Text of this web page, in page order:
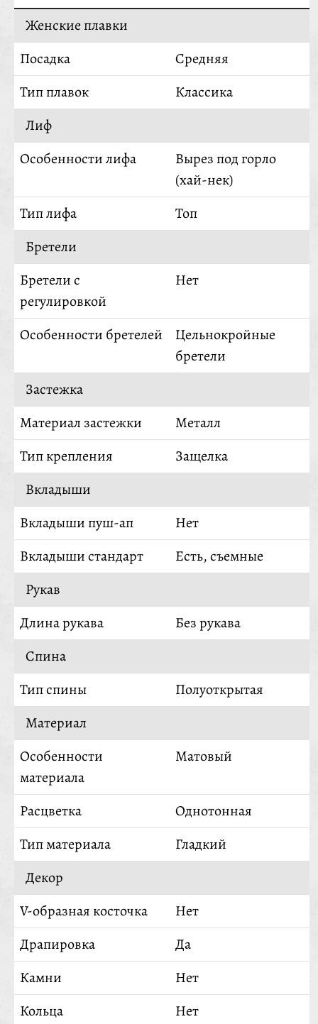
Женские плавки
Посадка
Средняя
Тип плавок
Классика
Лиф
Особенности лифа
Вырез под горло
(хай-нек)
Тип лифа
Топ
Бретели
Бретели с
регулировкой
Нет
Особенности бретелей
Цельнокройные
бретели
Застежка
Материал застежки
Металл
Тип крепления
Защелка
Вкладыши
Вкладыши пуш-ап
Нет
Вкладыши стандарт
Есть, съемные
Рукав
Длина рукава
Без рукава
Спина
Тип спины
Полуоткрытая
Материал
Особенности
материала
Матовый
Расцветка
Однотонная
Тип материала
Гладкий
Декор
V-образная косточка
Нет
Драпировка
Да
Камни
Нет
Кольца
Нет